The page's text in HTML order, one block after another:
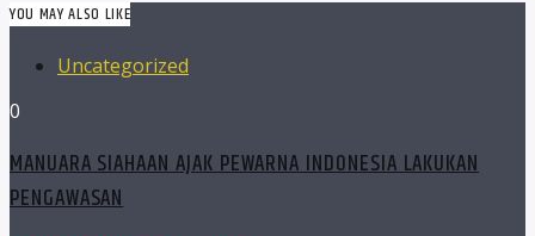
YOU MAY ALSO LIKE
Uncategorized
0
MANUARA SIAHAAN AJAK PEWARNA INDONESIA LAKUKAN
PENGAWASAN